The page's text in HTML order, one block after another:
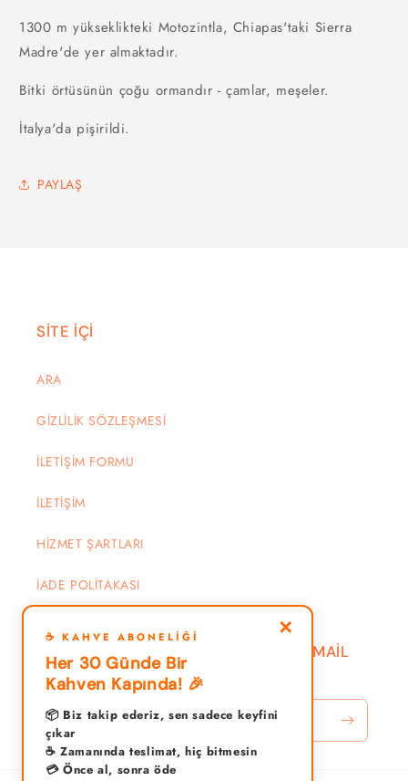
✕
☕ KAHVE ABONELIĞI
Her 30 Günde Bir
Kahven Kapında! 🎉
📦 Biz takip ederiz, sen sadece keyfini
çıkar
☕ Zamanında teslimat, hiç bitmesin
💳 Önce al, sonra öde
1300 m yükseklikteki Motozintla, Chiapas'taki Sierra
Madre'de yer almaktadır.
Bitki örtüsünün çoğu ormandır - çamlar, meşeler.
İtalya'da pişirildi.
PAYLAŞ
SİTE İÇİ
ARA
GİZLİLİK SÖZLEŞMESİ
İLETİŞİM FORMU
İLETİŞİM
HİZMET ŞARTLARI
İADE POLİTAKASI
DUYURU VE KAMPANYALAR İÇİN EMAİL
YAZIN
E-posta